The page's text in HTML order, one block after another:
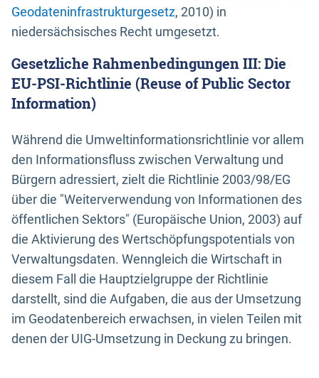
Geodateninfrastrukturgesetz, 2010) in
niedersächsisches Recht umgesetzt.
Gesetzliche Rahmenbedingungen III: Die
EU-PSI-Richtlinie (Reuse of Public Sector
Information)
Während die Umweltinformationsrichtlinie vor allem
den Informationsfluss zwischen Verwaltung und
Bürgern adressiert, zielt die Richtlinie 2003/98/EG
über die "Weiterverwendung von Informationen des
öffentlichen Sektors" (Europäische Union, 2003) auf
die Aktivierung des Wertschöpfungspotentials von
Verwaltungsdaten. Wenngleich die Wirtschaft in
diesem Fall die Hauptzielgruppe der Richtlinie
darstellt, sind die Aufgaben, die aus der Umsetzung
im Geodatenbereich erwachsen, in vielen Teilen mit
denen der UIG-Umsetzung in Deckung zu bringen.